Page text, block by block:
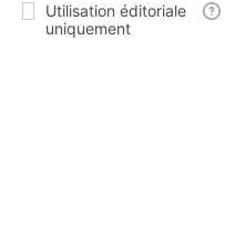
Utilisation éditoriale
uniquement